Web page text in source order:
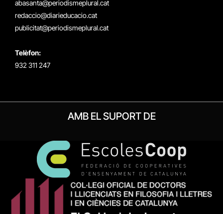
abasanta@periodismeplural.cat
redaccio@diarieducacio.cat
publicitat@periodismeplural.cat
Telèfon:
932 311 247
AMB EL SUPORT DE